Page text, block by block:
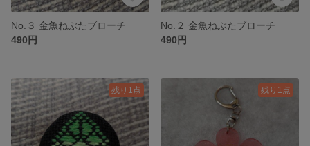
No.３ 金魚ねぶたブローチ
490円
No.２ 金魚ねぶたブローチ
490円
残り1点 残り1点